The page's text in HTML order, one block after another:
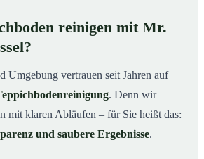
reinigen mit Mr.
Umgebung vertrauen seit Jahren auf
. Denn wir
mit klaren Abläufen – für Sie heißt das:
und saubere Ergebnisse.